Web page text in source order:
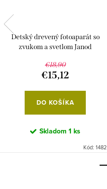
Detský drevený fotoaparát so
zvukom a svetlom Janod
€18,90
€15,12
DO KOŠÍKA
Skladom 1 ks
Kód: 1482